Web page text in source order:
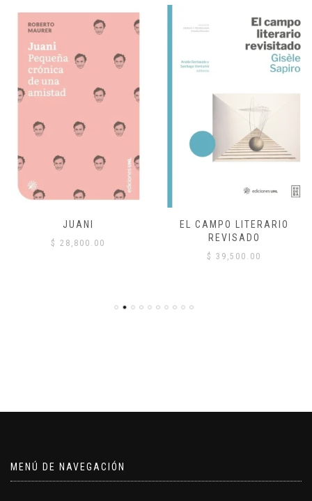
JUANI
$ 28,800.00
EL CAMPO LITERARIO
REVISADO
$ 39,500.00
MENÚ DE NAVEGACIÓN